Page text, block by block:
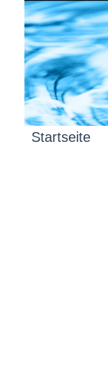
Inhalt
springen
Startseite